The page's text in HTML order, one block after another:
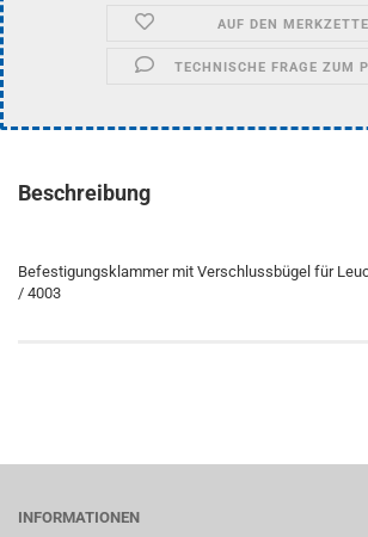
AUF DEN
TECHNISCHE FRAGE ZUM
Beschreibung
Befestigungsklammer mit Verschlussbügel für
/ 4003
INFORMATIONEN